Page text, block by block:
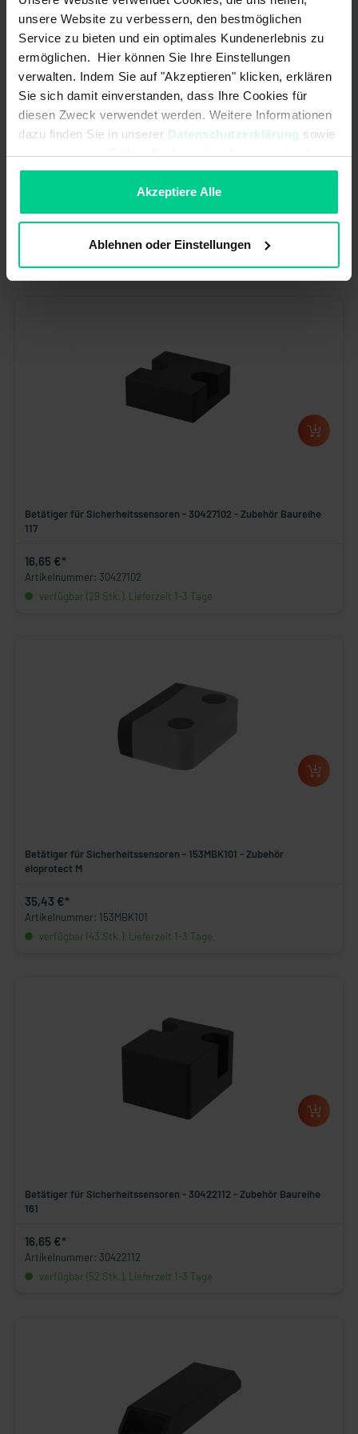
unsere Website zu verbessern, den bestmöglichen
Service zu bieten und ein optimales Kundenerlebnis zu
ermöglichen. Hier können Sie Ihre Einstellungen
verwalten. Indem Sie auf "Akzeptieren" klicken, erklären
Sie sich damit einverstanden, dass Ihre Cookies für
diesen Zweck verwendet werden. Weitere Informationen
dazu finden Sie in unserer Datenschutzerklärung sowie
imImpressum. Sollten Sie hiermit nicht einverstanden
sein, können Sie die Verwendung von Cookies hier
Akzeptiere Alle
Ablehnen oder Einstellungen
Betätiger für Sicherheitssensoren - 30420000VS - Zubehör Serie
53,52 €*
Betätiger für Sicherheitssensoren - 30427102 - Zubehör Baureihe
117
16,65 €*
Artikelnummer: 30427102
verfügbar (29 Stk.), Lieferzeit 1-3 Tage
Betätiger für Sicherheitssensoren - 153MBK101 - Zubehör
eloprotect M
35,43 €*
Artikelnummer: 153MBK101
verfügbar (43 Stk.), Lieferzeit 1-3 Tage
Betätiger für Sicherheitssensoren - 30422112 - Zubehör Baureihe
161
16,65 €*
Artikelnummer: 30422112
verfügbar (52 Stk.), Lieferzeit 1-3 Tage